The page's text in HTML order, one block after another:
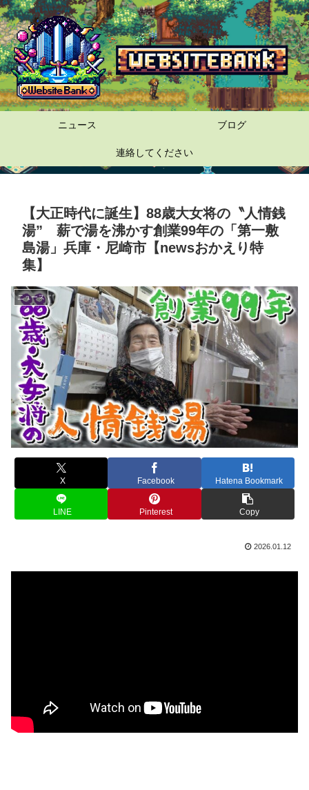
ニュース ブログ
連絡してください
【大正時代に誕生】88歳大女将の〝人情銭
湯” 薪で湯を沸かす創業99年の「第一敷
島湯」兵庫・尼崎市【newsおかえり特
集】
ニュース
X Facebook Hatena Bookmark
LINE Pinterest Copy
2026.01.12